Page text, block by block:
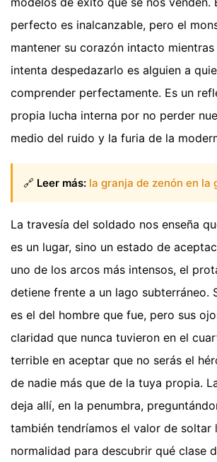
perfecto es inalcanzable, pero el
mantener su corazón intacto mientras
intenta despedazarlo es alguien a
comprender perfectamente. Es un
propia lucha interna por no perder
medio del ruido y la furia de la
🔗 Leer más: la granja de zenón en la
La travesía del soldado nos enseña
es un lugar, sino un estado de
uno de los arcos más intensos, el
detiene frente a un lago subterráneo.
es el del hombre que fue, pero sus
claridad que nunca tuvieron en el
terrible en aceptar que no serás el
de nadie más que de la tuya propia.
deja allí, en la penumbra,
también tendríamos el valor de soltar
normalidad para descubrir qué clase